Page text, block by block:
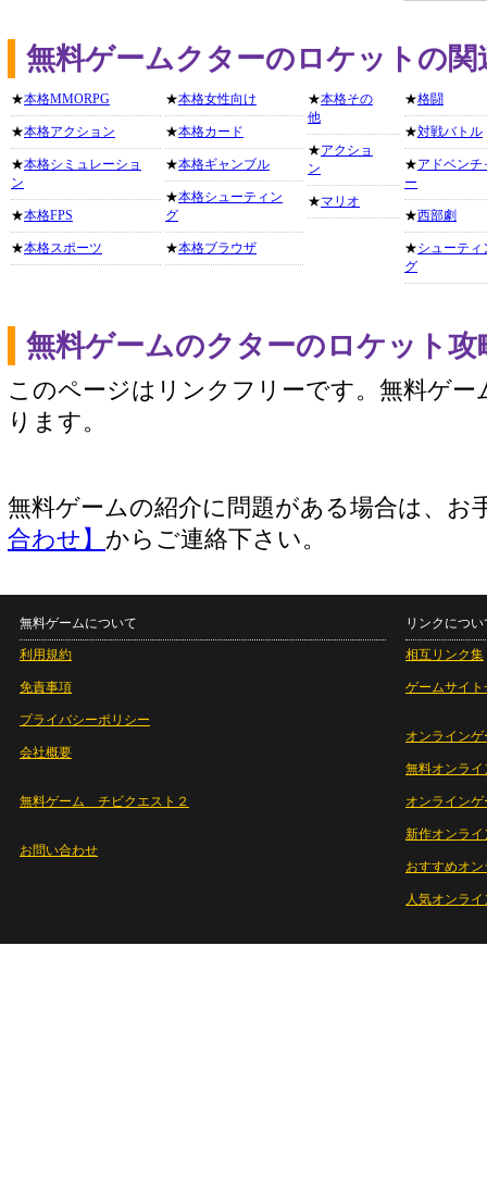
無料ゲームクターのロケットの
★本格MMORPG
★本格アクション
★本格シミュレーショ
ン
★本格FPS
★本格スポーツ
★本格女性向け
★本格カード
★本格ギャンブル
★本格シューティン
グ
★本格ブラウザ
★本格その
他
★アクショ
ン
★マリオ
★格闘
★対戦バトル
★アドベンチ
ー
★西部劇
★シューティ
グ
無料ゲームのクターのロケット
このページはリンクフリーです。無料ゲー
ります。
無料ゲームの紹介に問題がある場合は、お
合わせ】 からご連絡下さい。
無料ゲームについて
利用規約
免責事項
プライバシーポリシー
会社概要
無料ゲーム チビクエスト２
お問い合わせ
リンクについ
相互リンク集
ゲームサイト
オンラインゲ
無料オンライ
オンライン
新作オンライ
おすすめオ
人気オンラ